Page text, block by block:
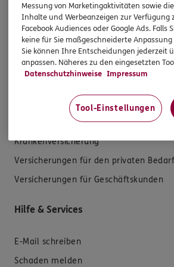
Produkte
Zahnversicherungen
Kfz-Versicherung
Krankenversicherung
Versicherungen für den privaten Bedarf
Versicherungen für Geschäftskunden
Hilfe & Services
E-Mail schreiben
Schaden melden
Messung von Marketingaktivitäten sowie
Inhalte und Werbeanzeigen zur Verfügung
Facebook Audiences oder Google Ads. Falls
keine für Sie maßgeschneiderte
Sie können Ihre Entscheidungen jederzeit
anpassen. Näheres zu den eingesetzten
Datenschutzhinweise Impressum
Tool-Einstellungen